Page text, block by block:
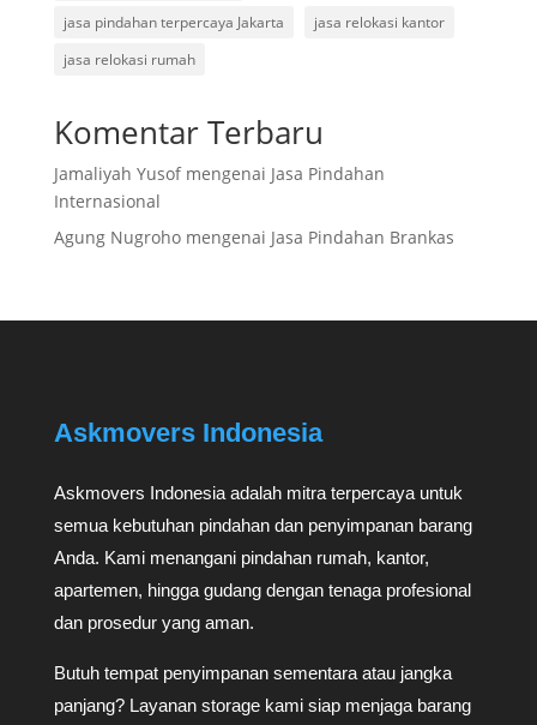
jasa pindahan terpercaya Jakarta
jasa relokasi kantor
jasa relokasi rumah
Komentar Terbaru
Jamaliyah Yusofmengenai Jasa Pindahan
Internasional
Agung Nugrohomengenai Jasa Pindahan Brankas
Askmovers Indonesia
Askmovers Indonesia adalah mitra terpercaya untuk
semua kebutuhan pindahan dan penyimpanan barang
Anda. Kami menangani pindahan rumah, kantor,
apartemen, hingga gudang dengan tenaga profesional
dan prosedur yang aman.
Butuh tempat penyimpanan sementara atau jangka
panjang? Layanan storage kami siap menjaga barang